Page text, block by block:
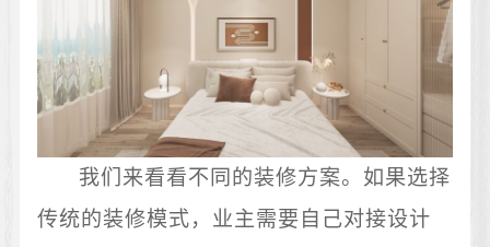
我们来看看不同的装修方案。如果选择
传统的装修模式，业主需要自己对接设计